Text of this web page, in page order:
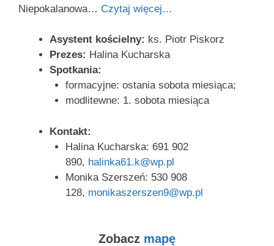
Niepokalanowa… Czytaj więcej…
Asystent kościelny: ks. Piotr Piskorz
Prezes: Halina Kucharska
Spotkania:
formacyjne: ostania sobota miesiąca;
modlitewne: 1. sobota miesiąca
Kontakt:
Halina Kucharska: 691 902
890, halinka61.k@wp.pl
Monika Szerszeń: 530 908
128, monikaszerszen9@wp.pl
Zobacz mapę